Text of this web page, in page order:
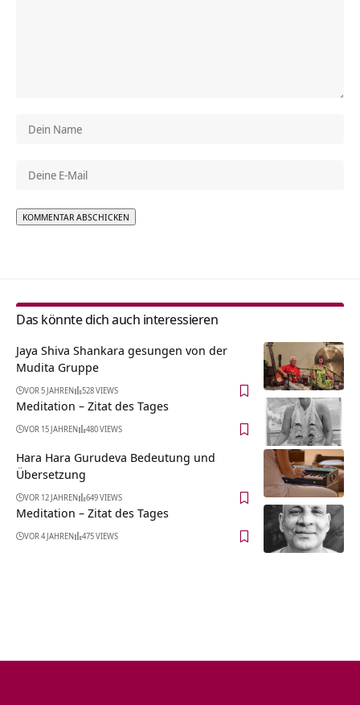
Das könnte dich auch interessieren
Jaya Shiva Shankara gesungen von der
Mudita Gruppe
VOR 5 JAHREN 528 VIEWS
Meditation – Zitat des Tages
VOR 15 JAHREN 480 VIEWS
Hara Hara Gurudeva Bedeutung und
Übersetzung
VOR 12 JAHREN 649 VIEWS
Meditation – Zitat des Tages
VOR 4 JAHREN 475 VIEWS